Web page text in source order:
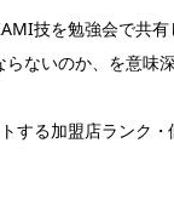
技を勉強会で共
ないのか、を意味
する加盟店ランク